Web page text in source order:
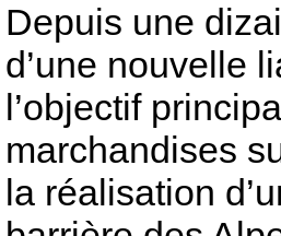
Depuis une
d’une nouvelle
l’objectif
marchandises
la réalisation